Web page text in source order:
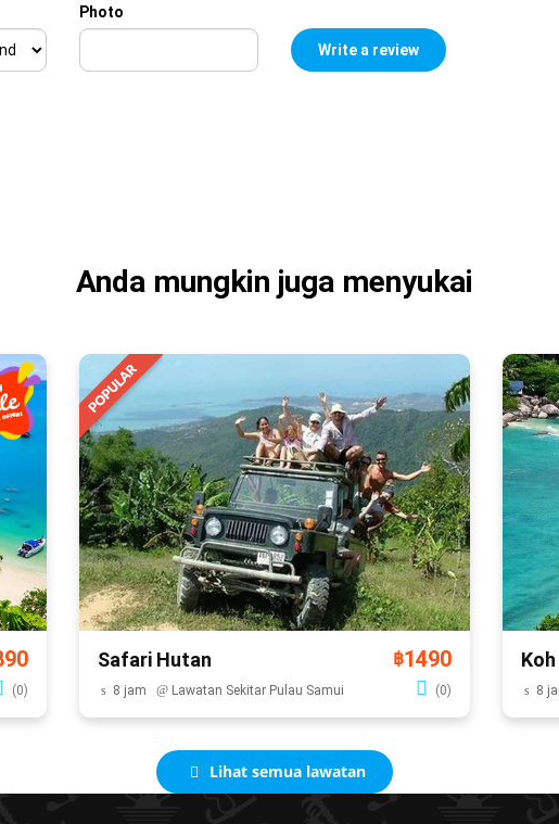
Photo
Anda mungkin juga menyukai
(0)
Safari Hutan ฿1490
8 jam Lawatan Sekitar Pulau Samui (0) 8
Lihat semua lawatan